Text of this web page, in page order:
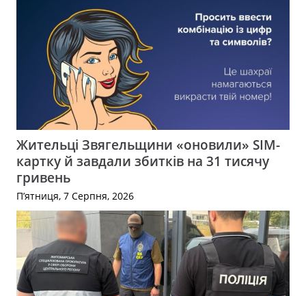
Жительці Звягельщини «оновили» SIM-
картку й завдали збитків на 31 тисячу
гривень
П’ятниця, 7 Серпня, 2026